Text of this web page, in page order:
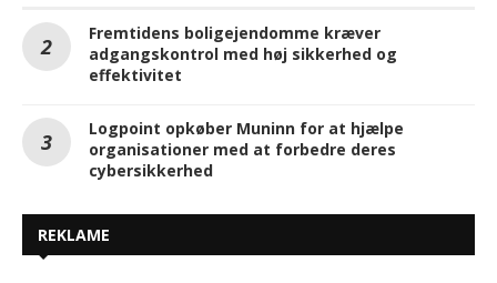
Fremtidens boligejendomme kræver
adgangskontrol med høj sikkerhed og
effektivitet
Logpoint opkøber Muninn for at hjælpe
organisationer med at forbedre deres
cybersikkerhed
REKLAME